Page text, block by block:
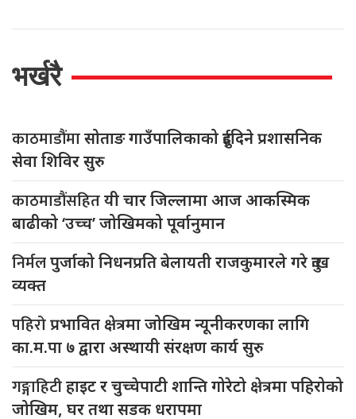
भर्खरै
काठमाडौंमासोताङ गाउँपालिकाको दुईदिने प्रशासनिक
सेवा शिविर सुरु
काठमाडौंसहितयी चार जिल्लामा आज आकस्मिक
बाढीको ‘उच्च’ जोखिमको पूर्वानुमान
निर्मलपुर्जाको निधनप्रति बेलायती राजकुमारले गरे दुःख
व्यक्त
पहिरोप्रभावित क्षेत्रमा जोखिम न्यूनीकरणका लागि
का.म.पा ७ द्वारा अस्थायी संरक्षण कार्य सुरु
गङ्गाहिटीहाइट र चुच्चेपाटी शान्ति गोरेटो क्षेत्रमा पहिरोको
जोखिम, घर तथा सडक धरापमा